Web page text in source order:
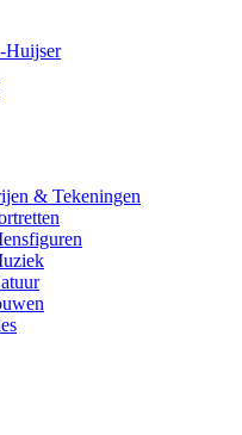
Huijser
& Tekeningen